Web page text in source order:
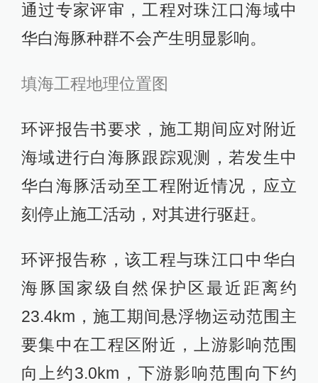
通过专家评审，工程对珠江口海域中
华白海豚种群不会产生明显影响。
填海工程地理位置图
环评报告书要求，施工期间应对附近
海域进行白海豚跟踪观测，若发生中
华白海豚活动至工程附近情况，应立
刻停止施工活动，对其进行驱赶。
环评报告称，该工程与珠江口中华白
海豚国家级自然保护区最近距离约
23.4km，施工期间悬浮物运动范围主
要集中在工程区附近，上游影响范围
向上约3.0km，下游影响范围向下约